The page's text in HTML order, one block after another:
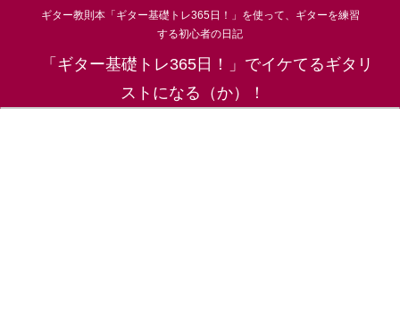
ギター教則本「ギター基礎トレ365日！」を使って、ギターを練習
する初心者の日記
「ギター基礎トレ365日！」でイケてるギタリ
ストになる（か）！